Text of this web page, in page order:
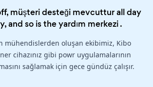
müşteri desteği mevcuttur all day
and so is theyardım merkezi.
mühendislerden oluşan ekibimiz, Kibo
cihazınız gibi powr uygulamalarının
sağlamak için gece gündüz çalışır.